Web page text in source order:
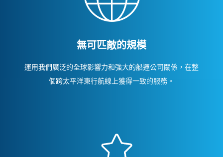
無可匹敵的規模
運用我們廣泛的全球影響力和強大的船運公司關係，在整
個跨太平洋東行航線上獲得一致的服務。